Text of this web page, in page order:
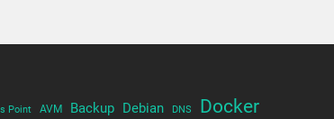
Point AVM Backup Debian DNS Docker